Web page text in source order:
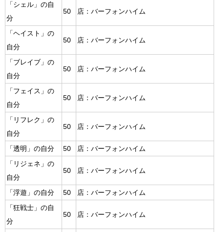
「シェル」の自
分
50 店：バーフォンハイム
「ヘイスト」の
自分
50 店：バーフォンハイム
「ブレイブ」の
自分
50 店：バーフォンハイム
「フェイス」の
自分
50 店：バーフォンハイム
「リフレク」の
自分
50 店：バーフォンハイム
「透明」の自分 50
店：バーフォンハイム
「リジェネ」の
自分
50 店：バーフォンハイム
「浮遊」の自分 50
店：バーフォンハイム
「狂戦士」の自
分
50 店：バーフォンハイム